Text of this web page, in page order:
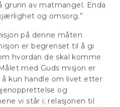
grunn av matmangel. Enda
og omsorg.”
på denne måten
er begrenset til å gi
hvordan de skal komme
med Guds misjon er
kun handle om livet etter
og
vi står i; relasjonen til